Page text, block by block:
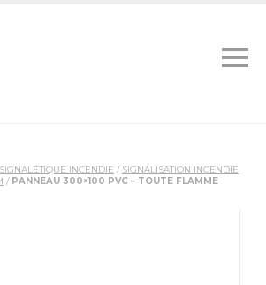
SIGNALÉTIQUE INCENDIE / SIGNALISATION INCENDIE
/ PANNEAU 300×100 PVC – TOUTE FLAMME